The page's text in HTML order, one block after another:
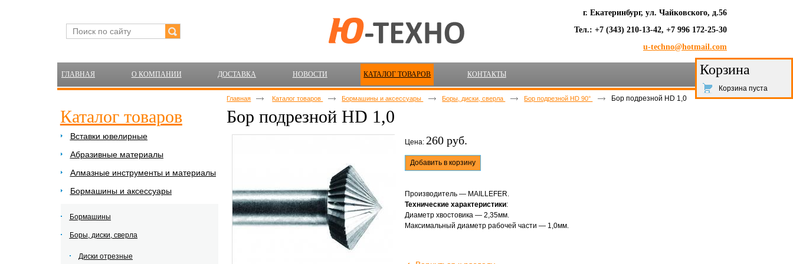
г. Екатеринбург, ул. Чайковского, д.56
Тел.: +7 (343) 210-13-42, +7 996 172-25-30
u-techno@hotmail.com
ГЛАВНАЯ О КОМПАНИИ ДОСТАВКА НОВОСТИ КАТАЛОГ ТОВАРОВ КОНТАКТЫ
Каталог товаров
Вставки ювелирные
Абразивные материалы
Алмазные инструменты и материалы
Бормашины и аксессуары
Бормашины
Боры, диски, сверла
Диски отрезные
Корзина
Корзина пуста
Главная Каталог товаров Бормашины и аксессуары Боры, диски, сверла Бор подрезной HD 90° Бор подрезной HD 1,0
Бор подрезной HD 1,0
Цена: 260 руб.
Добавить в корзину
Производитель — MAILLEFER.
Технические характеристики:
Диаметр хвостовика — 2,35мм.
Максимальный диаметр рабочей части — 1,0мм.